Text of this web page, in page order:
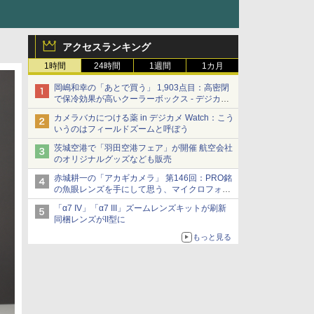
アクセスランキング
1時間 24時間 1週間 1カ月
岡嶋和幸の「あとで買う」 1,903点目：高密閉
で保冷効果が高いクーラーボックス - デジカメ
Watch
カメラバカにつける薬 in デジカメ Watch：こう
いうのはフィールドズームと呼ぼう
茨城空港で「羽田空港フェア」が開催 航空会社
のオリジナルグッズなども販売
赤城耕一の「アカギカメラ」 第146回：PRO銘
の魚眼レンズを手にして思う、マイクロフォー
サーズへの期待と可能性
「α7 IV」「α7 III」ズームレンズキットが刷新
同梱レンズがII型に
もっと見る